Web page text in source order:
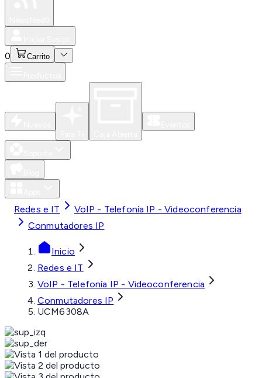
0 Carrito
Redes e IT
VoIP - Telefonía IP - Videoconferencia
Conmutadores IP
Inicio
Redes e IT
VoIP - Telefonía IP - Videoconferencia
Conmutadores IP
UCM6308A